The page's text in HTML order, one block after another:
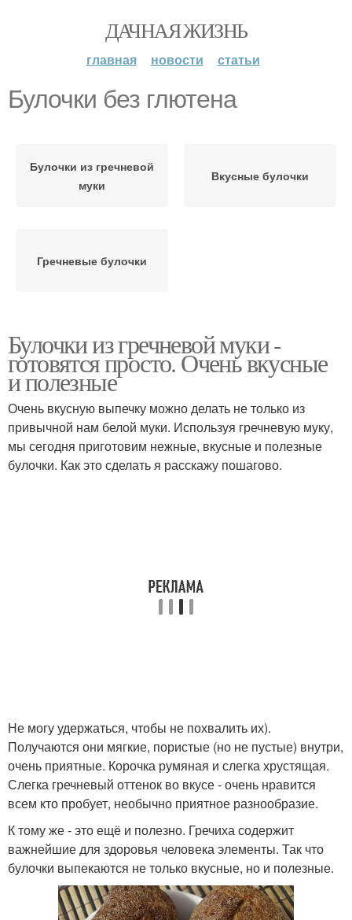
ДАЧНАЯ ЖИЗНЬ
главная новости статьи
Булочки без глютена
Булочки из гречневой
муки
Вкусные булочки
Гречневые булочки
Булочки из гречневой муки -
готовятся просто. Очень вкусные
и полезные
Очень вкусную выпечку можно делать не только из
привычной нам белой муки. Используя гречневую муку,
мы сегодня приготовим нежные, вкусные и полезные
булочки. Как это сделать я расскажу пошагово.
Не могу удержаться, чтобы не похвалить их).
Получаются они мягкие, пористые (но не пустые) внутри,
очень приятные. Корочка румяная и слегка хрустящая.
Слегка гречневый оттенок во вкусе - очень нравится
всем кто пробует, необычно приятное разнообразие.
К тому же - это ещё и полезно. Гречиха содержит
важнейшие для здоровья человека элементы. Так что
булочки выпекаются не только вкусные, но и полезные.